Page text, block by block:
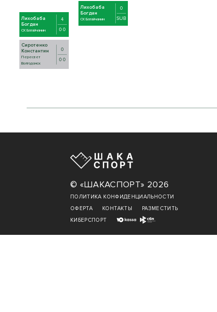
Лихобаба
Богдан
СК Батайчанин
4
0 0
Сиротенко
Константин
Пересвет
Волгодонск
0
0 0
Лихобаба
Богдан
СК Батайчанин
0
SUB
© «ШАКАСПОРТ» 2026
ПОЛИТИКА КОНФИДЕНЦИАЛЬНОСТИ
ОФЕРТА
КОНТАКТЫ
РАЗМЕСТИТЬ
КИБЕРСПОРТ